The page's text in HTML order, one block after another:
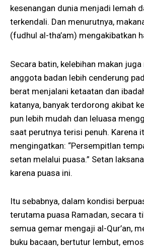
kesenangan dunia menjadi lemah
terkendali. Dan menurutnya,
(fudhul al-tha’am) mengakibatkan
Secara batin, kelebihan makan
anggota badan lebih cenderung
berat menjalani ketaatan dan
katanya, banyak terdorong akibat
pun lebih mudah dan leluasa
saat perutnya terisi penuh. Karena
mengingatkan: “Persempitlan
setan melalui puasa.” Setan
karena puasa ini.
Itu sebabnya, dalam kondisi
terutama puasa Ramadan, secara
semua gemar mengaji al-Qur’an,
buku bacaan, bertutur lembut,